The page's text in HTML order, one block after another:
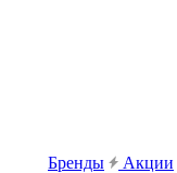
Бренды Акции